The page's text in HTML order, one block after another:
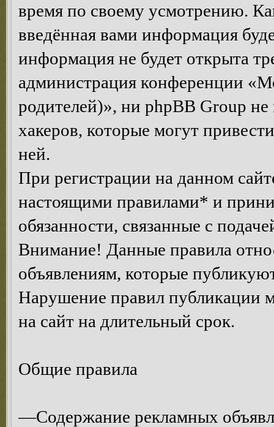
время по своему усмотрению.
введённая вами информация
информация не будет открыта
администрация конференции
родителей)», ни phpBB Group не
хакеров, которые могут
ней.
При регистрации на данном
настоящими правилами* и
обязанности, связанные с
Внимание! Данные правила
объявлениям, которые
Нарушение правил публикации
на сайт на длительный срок.
Общие правила
—Содержание рекламных